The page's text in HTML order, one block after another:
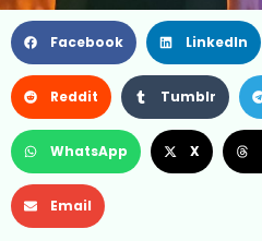
Facebook LinkedIn
Reddit Tumblr
WhatsApp X
Email